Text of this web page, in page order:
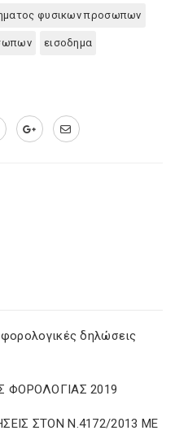
φυσικων προσωπων
εισοδημα
δηλώσεις
ΦΟΡΟΛΟΓΙΑΣ 2019
ΣΤΟΝ Ν.4172/2013 ΜΕ